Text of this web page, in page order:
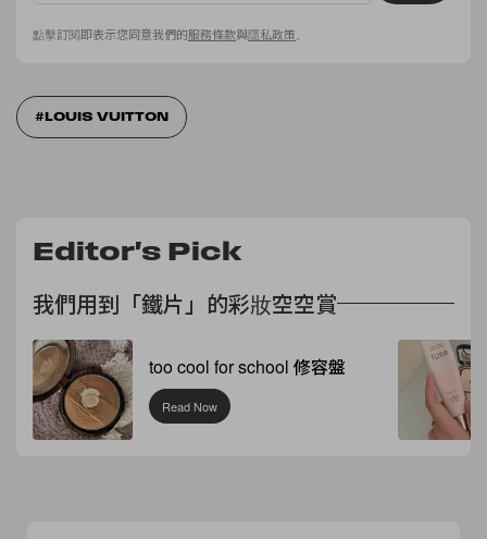
點擊訂閱即表示您同意我們的服務條款與隱私政策
LOUIS VUITTON
Editor's Pick
我們用到「鐵片」的彩妝空空賞
too cool for school 修容盤
Read Now